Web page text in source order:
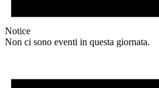
Notice
Non ci sono eventi in questa giornata.